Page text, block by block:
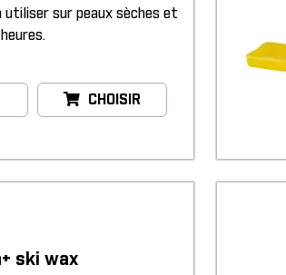
utiliser sur peaux sèches et
CHOISIR
ski wax